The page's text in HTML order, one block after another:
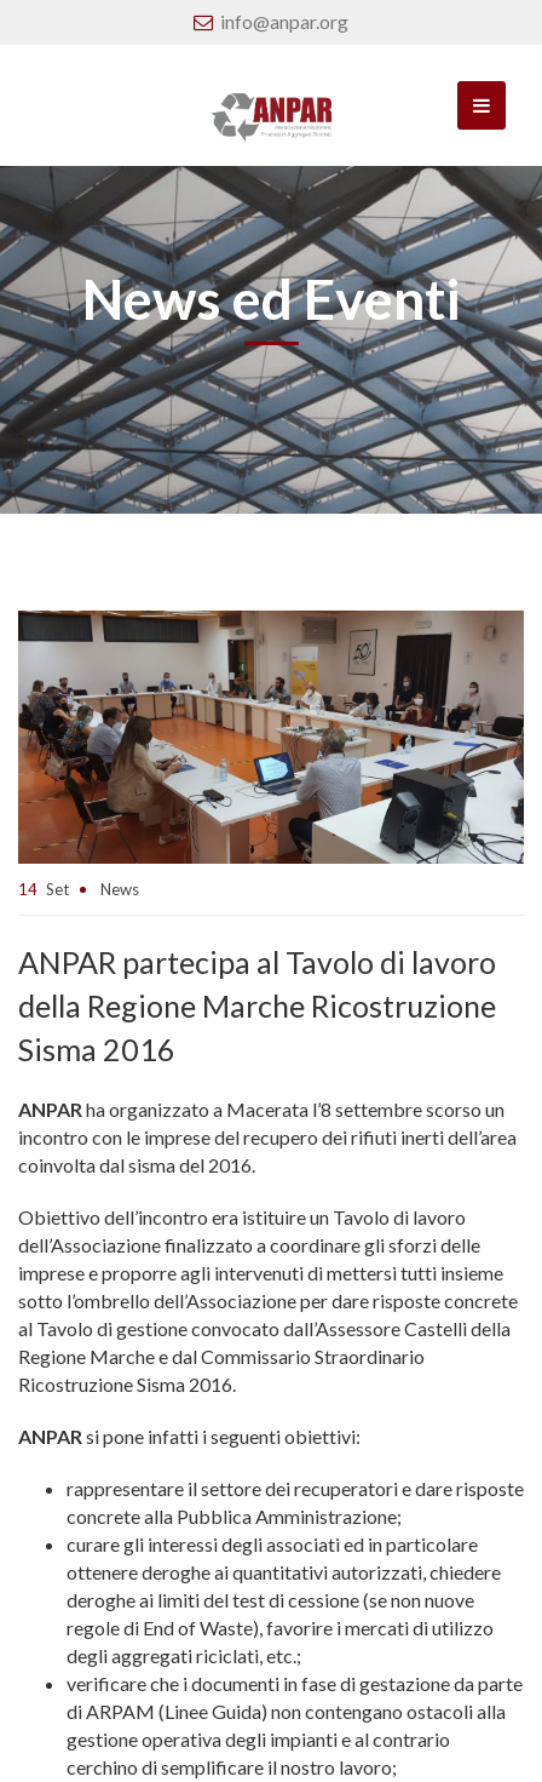
info@anpar.org
News ed Eventi
14 Set News
ANPAR partecipa al Tavolo di lavoro
della Regione Marche Ricostruzione
Sisma 2016
ANPARha organizzato a Macerata l’8 settembre scorso un
incontro con le imprese del recupero dei rifiuti inerti dell’area
coinvolta dal sisma del 2016.
Obiettivo dell’incontro era istituire un Tavolo di lavoro
dell’Associazione finalizzato a coordinare gli sforzi delle
imprese e proporre agli intervenuti di mettersi tutti insieme
sotto l’ombrello dell’Associazione per dare risposte concrete
al Tavolo di gestione convocato dall’Assessore Castelli della
Regione Marche e dal Commissario Straordinario
Ricostruzione Sisma 2016.
ANPARsi pone infatti i seguenti obiettivi:
rappresentare il settore dei recuperatori e dare risposte
concrete alla Pubblica Amministrazione;
curare gli interessi degli associati ed in particolare
ottenere deroghe ai quantitativi autorizzati, chiedere
deroghe ai limiti del test di cessione (se non nuove
regole di End of Waste), favorire i mercati di utilizzo
degli aggregati riciclati, etc.;
verificare che i documenti in fase di gestazione da parte
di ARPAM (Linee Guida) non contengano ostacoli alla
gestione operativa degli impianti e al contrario
cerchino di semplificare il nostro lavoro;